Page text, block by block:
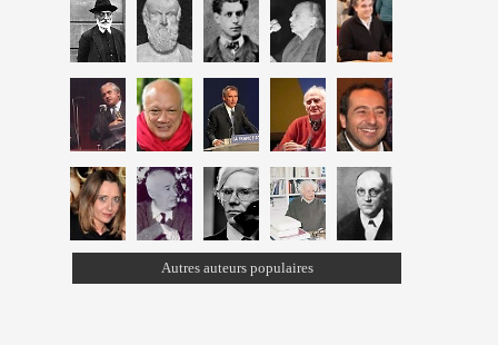
Autres auteurs populaires